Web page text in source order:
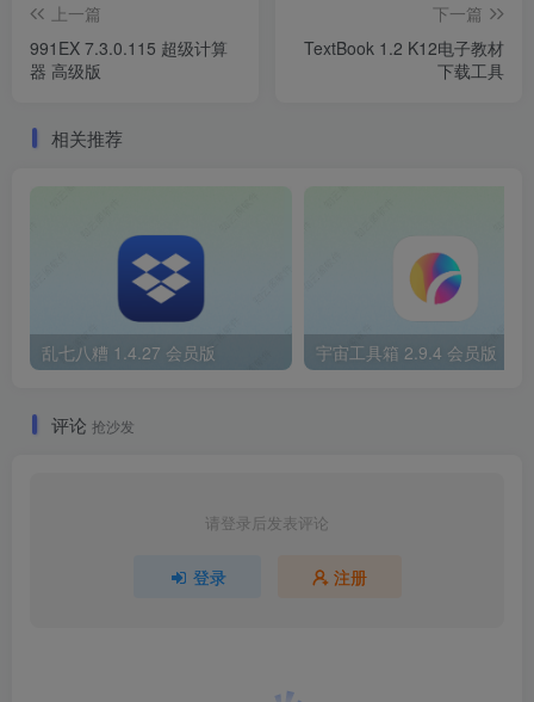
上一篇
991EX 7.3.0.115 超级计算
器 高级版
下一篇
TextBook 1.2 K12电子教材
下载工具
相关推荐
乱七八糟 1.4.27 会员版 宇宙工具箱 2.9.4 会员版
评论 抢沙发
请登录后发表评论
登录 注册